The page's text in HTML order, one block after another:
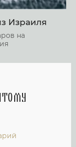
Израиля
на